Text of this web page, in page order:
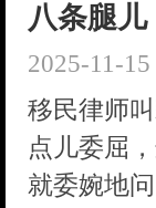
八条腿儿
2025-11-15
移民律师
点儿委屈
就委婉地